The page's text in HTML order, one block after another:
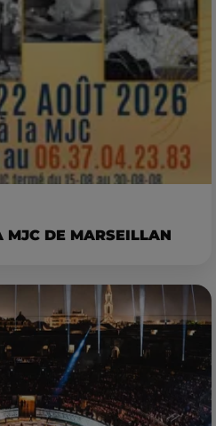
MJC DE MARSEILLAN